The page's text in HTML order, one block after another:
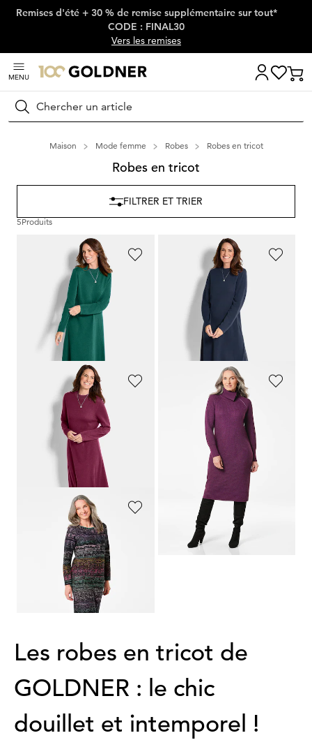
Passer la navigation, aller directement au contenu
Remises d'été + 30 % de remise supplémentaire sur tout*
CODE : FINAL30
Vers les remises
MENU
Rechercher
Maison Mode femme Robes Robes en tricot
Robes en tricot
5Produits
FILTRER ET TRIER
119,95 €
Meilleur prix sur 30 jours** : 99,95 €
GOLDNER
119,95 €
Meilleur prix sur 30 jours** : 99,95 €
GOLDNER
119,95 €
Meilleur prix sur 30 jours** : 99,95 €
Robe en tricot avec col asymétrique
149,95 €
Robe en tricot avec motif jacquard
149,95 €
Meilleur prix sur 30 jours** :
(-16%)
Les robes en tricot de
GOLDNER : le chic
douillet et intemporel !